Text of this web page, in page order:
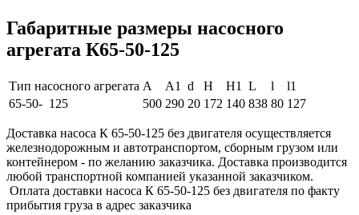
Габаритные размеры насосного
агрегата К65-50-125
Тип насосного агрегата A A1 d H H1 L l
l1
65-50- 125
500 290 20 172 140 838 80 127
Доставка насоса К 65-50-125 без двигателя осуществляется
железнодорожным и автотранспортом, сборным грузом или
контейнером - по желанию заказчика. Доставка производится
любой транспортной компанией указанной заказчиком.
Оплата доставки насоса К 65-50-125 без двигателя по факту
прибытия груза в адрес заказчика